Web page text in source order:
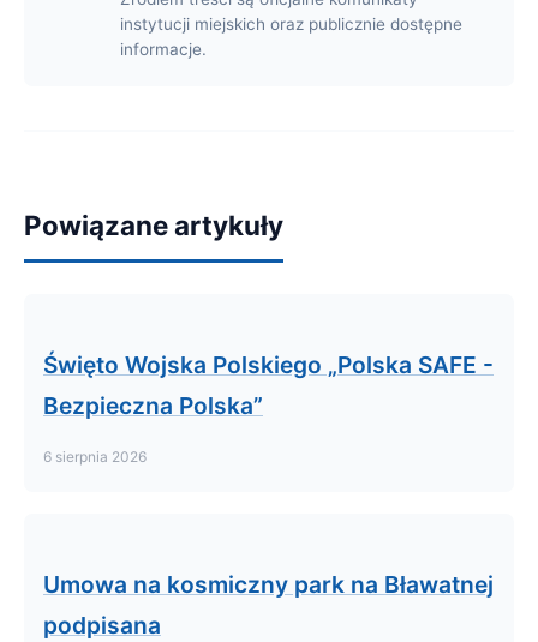
instytucji miejskich oraz publicznie dostępne
informacje.
Powiązane artykuły
Święto Wojska Polskiego „Polska SAFE -
Bezpieczna Polska”
6 sierpnia 2026
Umowa na kosmiczny park na Bławatnej
podpisana